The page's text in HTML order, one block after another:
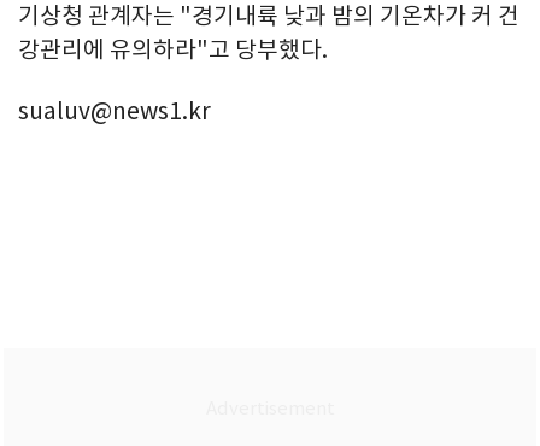
기상청 관계자는 "경기내륙 낮과 밤의 기온차가 커 건
강관리에 유의하라"고 당부했다.
sualuv@news1.kr